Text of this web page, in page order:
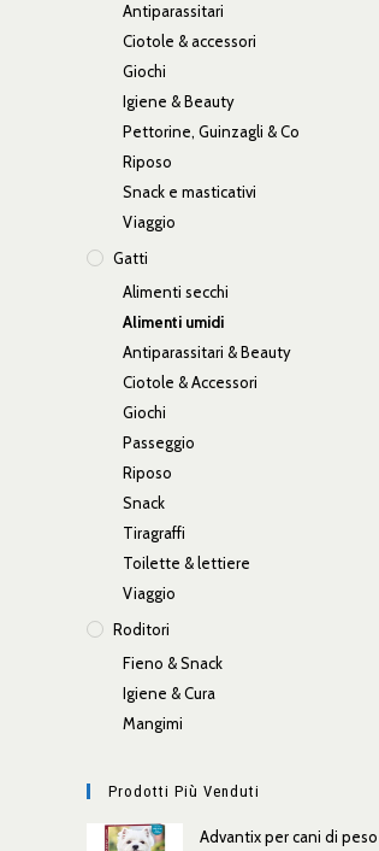
Antiparassitari
Ciotole & accessori
Giochi
Igiene & Beauty
Pettorine, Guinzagli & Co
Riposo
Snack e masticativi
Viaggio
Gatti
Alimenti secchi
Alimenti umidi
Antiparassitari & Beauty
Ciotole & Accessori
Giochi
Passeggio
Riposo
Snack
Tiragraffi
Toilette & lettiere
Viaggio
Roditori
Fieno & Snack
Igiene & Cura
Mangimi
Prodotti Più Venduti
Advantix per cani di